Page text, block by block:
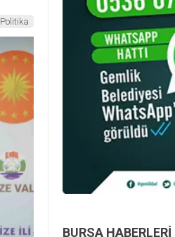
Politika
BURSA HABERLERI